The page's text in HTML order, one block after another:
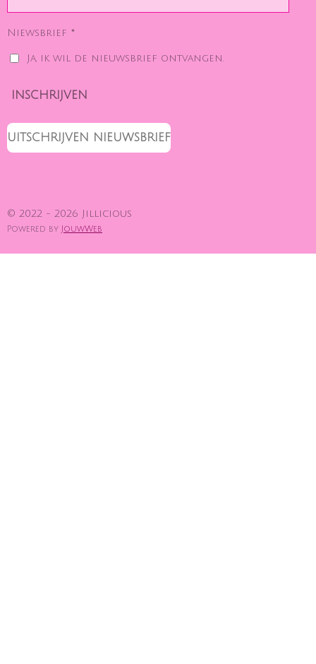
Niewsbrief *
Ja, ik wil de nieuwsbrief ontvangen.
INSCHRIJVEN
UITSCHRIJVEN NIEUWSBRIEF
© 2022 - 2026 Jillicious
Powered by JouwWeb